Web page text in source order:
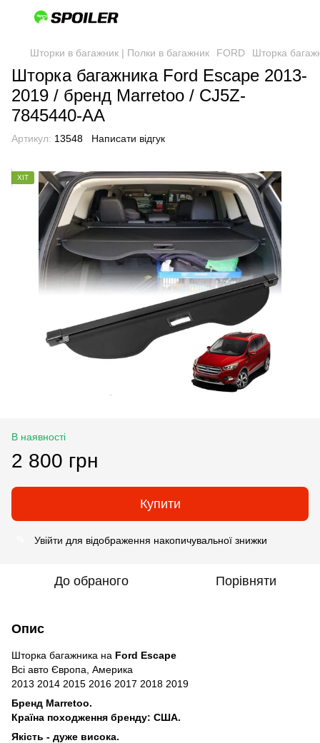
Шторки в багажник | Полки в багажник FORD Шторка
Шторка багажника Ford Escape 2013-
2019 / бренд Marretoo / CJ5Z-
7845440-AA
Артикул: 13548 Написати відгук
ХІТ
В наявності
2 800 грн
Купити
Увійти для відображення накопичувальної знижки
До обраного Порівняти
Опис
Шторка багажника на Ford Escape
Всі авто Європа, Америка
2013 2014 2015 2016 2017 2018 2019
Бренд Marretoo.
Країна походження бренду: США.
Якість - дуже висока.